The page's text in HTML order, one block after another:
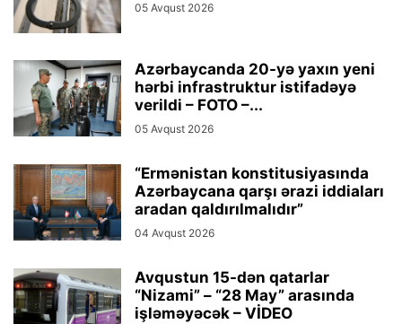
05 Avqust 2026
Azərbaycanda 20-yə yaxın yeni
hərbi infrastruktur istifadəyə
verildi – FOTO –...
05 Avqust 2026
“Ermənistan konstitusiyasında
Azərbaycana qarşı ərazi iddiaları
aradan qaldırılmalıdır”
04 Avqust 2026
Avqustun 15-dən qatarlar
“Nizami” – “28 May” arasında
işləməyəcək – VİDEO